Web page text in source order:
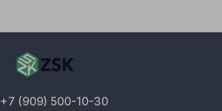
+7 (909) 500-10-30